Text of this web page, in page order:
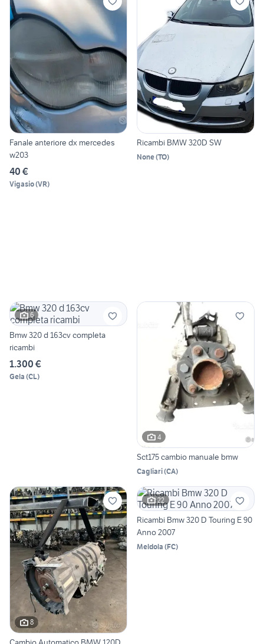
Fanale anteriore dx mercedes
w203
40 €
Vigasio(VR)
Ricambi BMW 320D SW
None(TO)
6
Bmw 320 d 163cv completa
ricambi
1.300 €
Gela (CL)
4
Sct175 cambio manuale bmw
Cagliari(CA)
8
22
Ricambi Bmw 320 D Touring E 90
Anno 2007
Meldola (FC)